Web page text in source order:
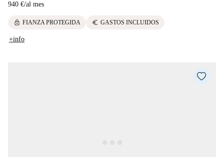
940 €/al mes
lock FIANZA PROTEGIDA euro GASTOS INCLUIDOS
+info